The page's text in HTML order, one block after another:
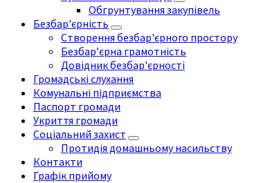
Обгрунтування закупівель
Безбар'єрність
Створення безбар'єрного простору
Безбар’єрна грамотність
Довідник безбар'єрності
Громадські слухання
Комунальні підприємства
Паспорт громади
Укриття громади
Соціальний захист
Протидія домашньому насильству
Контакти
Графік прийому